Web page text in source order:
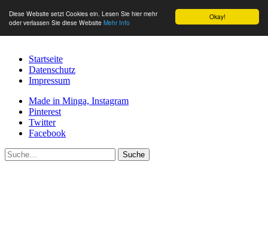
Okay!
Diese Website setzt Cookies ein. Lesen Sie hier mehr
oder verlassen Sie diese Website Mehr Info
Startseite
Datenschutz
Impressum
Made in Minga, Instagram
Pinterest
Twitter
Facebook
Suche